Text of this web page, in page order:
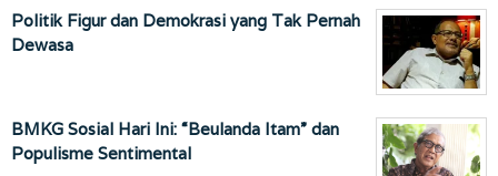
Politik Figur dan Demokrasi yang Tak Pernah
Dewasa
BMKG Sosial Hari Ini: “Beulanda Itam” dan
Populisme Sentimental